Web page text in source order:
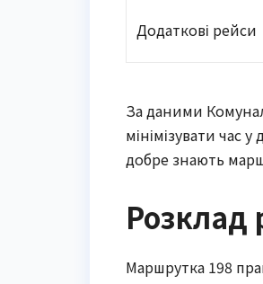
Додаткові рейси
За даними
мінімізувати час
добре знають
Розклад
Маршрутка 198